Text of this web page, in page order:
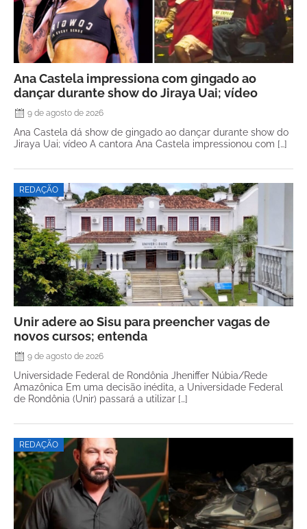
Ana Castela impressiona com gingado ao
dançar durante show do Jiraya Uai; vídeo
9 de agosto de 2026
Ana Castela dá show de gingado ao dançar durante show do
Jiraya Uai; vídeo A cantora Ana Castela impressionou com […]
REDAÇÃO
Unir adere ao Sisu para preencher vagas de
novos cursos; entenda
9 de agosto de 2026
Universidade Federal de Rondônia Jheniffer Núbia/Rede
Amazônica Em uma decisão inédita, a Universidade Federal
de Rondônia (Unir) passará a utilizar […]
REDAÇÃO